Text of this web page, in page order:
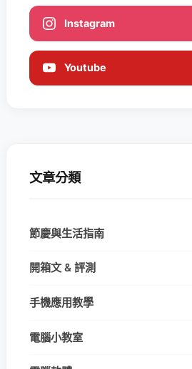
Instagram
Youtube
文章分類
節慶與生活指南
開箱文 & 評測
手機應用教學
電腦小教室